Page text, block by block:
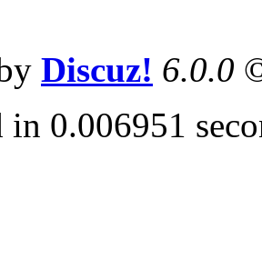
Discuz! 6.0.0
in 0.006951